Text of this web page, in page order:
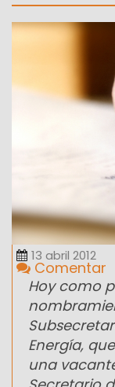
13 abril 2012
Comentar
Hoy como
Energía,
una